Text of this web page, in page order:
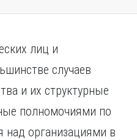
лиц и
случаев
и их структурные
полномочиями по
над организациями в